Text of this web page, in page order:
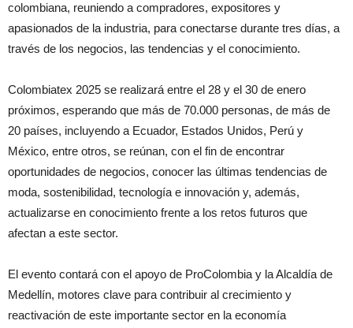
colombiana, reuniendo a compradores, expositores y
apasionados de la industria, para conectarse durante tres días, a
través de los negocios, las tendencias y el conocimiento.
Colombiatex 2025 se realizará entre el 28 y el 30 de enero
próximos, esperando que más de 70.000 personas, de más de
20 países, incluyendo a Ecuador, Estados Unidos, Perú y
México, entre otros, se reúnan, con el fin de encontrar
oportunidades de negocios, conocer las últimas tendencias de
moda, sostenibilidad, tecnología e innovación y, además,
actualizarse en conocimiento frente a los retos futuros que
afectan a este sector.
El evento contará con el apoyo de ProColombia y la Alcaldía de
Medellín, motores clave para contribuir al crecimiento y
reactivación de este importante sector en la economía